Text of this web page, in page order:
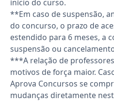
início do curso.
**Em caso de suspensão,
do concurso, o prazo de
estendido para 6 meses, a
suspensão ou
***A relação de
motivos de força maior.
Aprova Concursos se
mudanças diretamente